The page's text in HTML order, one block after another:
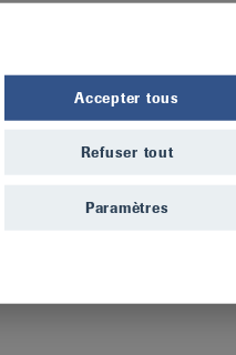
Accepter tous
Refuser tout
Paramètres